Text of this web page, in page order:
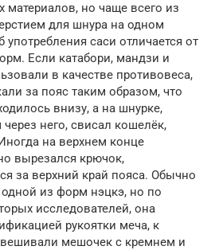
материалов, но чаще всего из
для шнура на одном
употребления саси отличается от
Если катабори, мандзи и
в качестве противовеса,
за пояс таким образом, что
внизу, а на шнурке,
него, свисал кошелёк,
на верхнем конце
вырезался крючок,
за верхний край пояса. Обычно
из форм нэцкэ, но по
исследователей, она
рукоятки меча, к
мешочек с кремнем и